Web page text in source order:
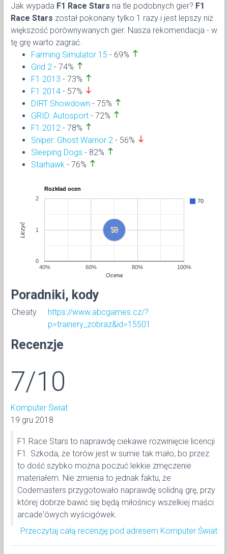
Jak wypada F1 Race Stars na tle podobnych gier? F1
Race Stars został pokonany tylko 1 razy i jest lepszy niż
większość porównywanych gier. Nasza rekomendacja - w
tę grę warto zagrać.
Farming Simulator 15 - 69% north
Grid 2 - 74% north
F1 2013 - 73% north
F1 2014 - 57% south
DIRT Showdown - 75% north
GRID: Autosport - 72% north
F1 2012 - 78% north
Sniper: Ghost Warrior 2 - 56% south
Sleeping Dogs - 82% north
Starhawk - 76% north
Rozkład ocen
70
70
70
40% 60% 80% 100%
0
1
2
Ocena
Liczyć
Poradniki, kody
Cheaty
https://www.abcgames.cz/?
p=trainery_zobraz&id=15501
Recenzje
7/10
Komputer Świat
19 gru 2018
F1 Race Stars to naprawdę ciekawe rozwinięcie licencji
F1. Szkoda, że torów jest w sumie tak mało, bo przez
to dość szybko można poczuć lekkie zmęczenie
materiałem. Nie zmienia to jednak faktu, że
Codemasters przygotowało naprawdę solidną grę, przy
której dobrze bawić się będą miłośnicy wszelkiej maści
arcade'ówych wyścigówek.
Przeczytaj całą recenzję pod adresem Komputer Świat